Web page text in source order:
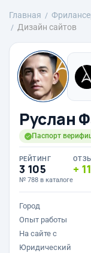
Главная
Дизайн сайтов
Руслан
Паспорт
РЕЙТИНГ
3 105
№ 788 в каталоге
11
Город
Опыт работы
На сайте с
Юридический